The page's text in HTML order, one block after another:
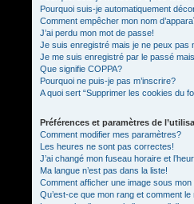
Pourquoi suis-je automatiquement
Comment empêcher mon nom
J’ai perdu mon mot de passe!
Je suis enregistré mais je ne peux pas
Je me suis enregistré par le passé
Que signifie COPPA?
Pourquoi ne puis-je pas m’inscrire?
A quoi sert “Supprimer les cookies du
Préférences et paramètres de
Comment modifier mes paramètres?
Les heures ne sont pas correctes!
J’ai changé mon fuseau horaire et
Ma langue n’est pas dans la liste!
Comment afficher une image sous mon
Qu’est-ce que mon rang et comment le